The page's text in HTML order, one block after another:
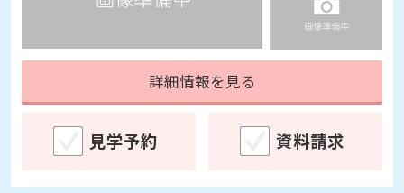
詳細情報を見る
見学予約 資料請求